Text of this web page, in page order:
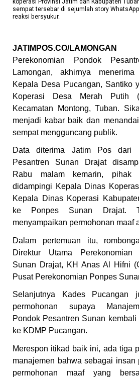
sempat tersebar di sejumlah story
reaksi bersyukur.
JATIMPOS.CO/LAMONGAN
–
Perekonomian Pondok
Lamongan, akhirnya
Kepala Desa Pucangan, Santiko
Koperasi Desa Merah Putih
Kecamatan Montong, Tuban.
menjadi kabar baik dan
sempat mengguncang publik.
Data diterima Jatim Pos dari
Pesantren Sunan Drajat
Rabu malam kemarin, pihak
didampingi Kepala Dinas
Kepala Dinas Koperasi
ke Ponpes Sunan Drajat.
menyampaikan permohonan maaf
Dalam pertemuan itu,
Direktur Utama Perekonomian
Sunan Drajat, KH Anas Al Hifni
Pusat Perekonomian Ponpes
Selanjutnya Kades Pucangan
permohonan supaya
Pondok Pesantren Sunan kembali
ke KDMP Pucangan.
Merespon itikad baik ini, ada tiga
manajemen bahwa sebagai insan
permohonan maaf yang